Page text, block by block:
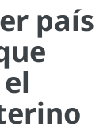
país